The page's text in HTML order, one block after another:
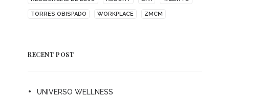
TORRES OBISPADO WORKPLACE ZMCM
RECENT POST
UNIVERSO WELLNESS